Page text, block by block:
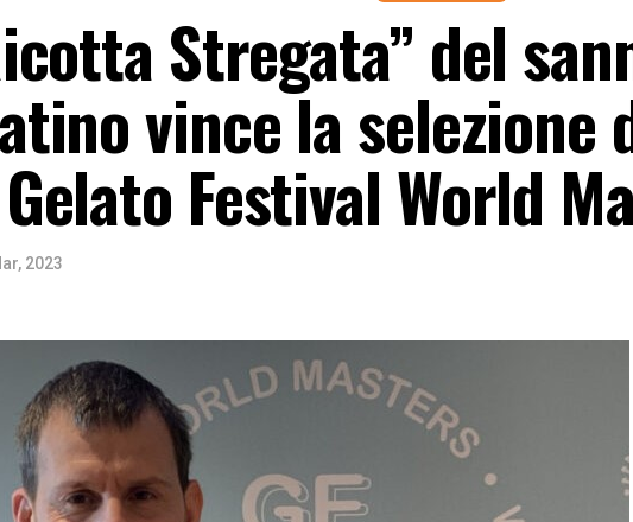
Stregata” del
vince la selezione
Festival World
2023